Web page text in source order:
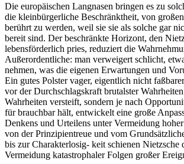
Die europäischen Langnasen bringen es zu
die kleinbürgerliche Beschränktheit, von
berührt zu werden, weil sie sie als solche gar
bereit sind. Der beschränkte Horizont, den
lebensförderlich pries, reduziert die
Außerordentliche: man verweigert schlicht,
nehmen, was die eigenen Erwartungen und
Ein gutes Polster vager, eigentlich nicht
vor der Durchschlagskraft brutalster
Wahrheiten versteift, sondern je nach
für brauchbar hält, entwickelt eine große
Denkens und Urteilens unter Vermeidung
von der Prinzipientreue und vom
bis zur Charakterlosig- keit schienen Nietzsche
Vermeidung katastrophaler Folgen großer